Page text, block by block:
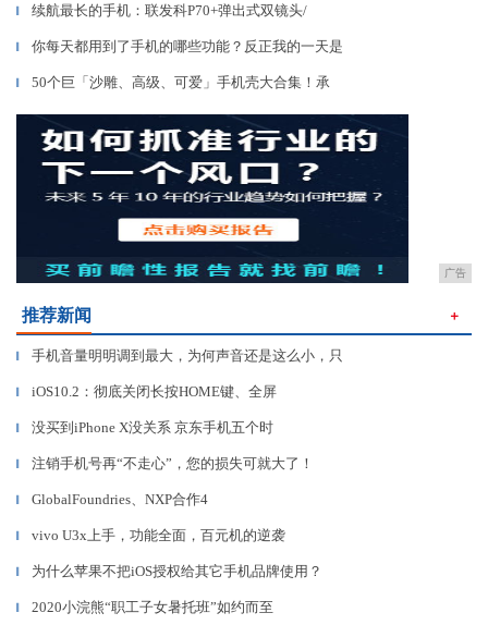
▎ 续航最长的手机：联发科P70+弹出式双镜头/
▎ 你每天都用到了手机的哪些功能？反正我的一天是
▎ 50个巨「沙雕、高级、可爱」手机壳大合集！承
广告
推荐新闻 ＋
▎ 手机音量明明调到最大，为何声音还是这么小，只
▎ iOS10.2：彻底关闭长按HOME键、全屏
▎ 没买到iPhone X没关系 京东手机五个时
▎ 注销手机号再“不走心”，您的损失可就大了！
▎ GlobalFoundries、NXP合作4
▎ vivo U3x上手，功能全面，百元机的逆袭
▎ 为什么苹果不把iOS授权给其它手机品牌使用？
▎ 2020小浣熊“职工子女暑托班”如约而至